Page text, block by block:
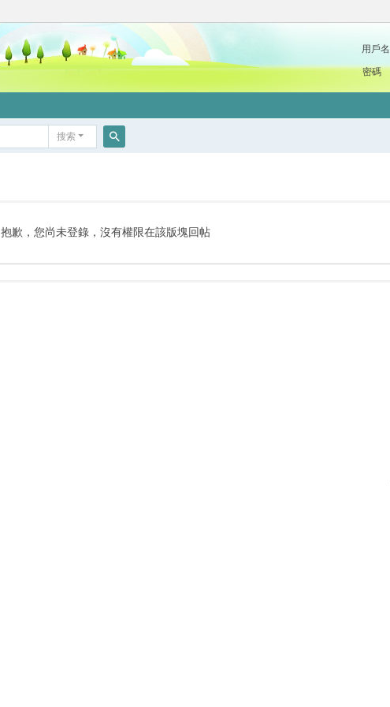
用戶名
密碼
搜索
抱歉，您尚未登錄，沒有權限在該版塊回帖